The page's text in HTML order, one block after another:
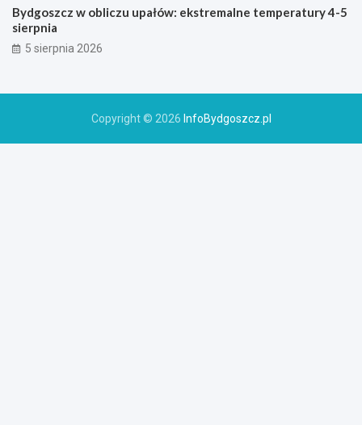
Bydgoszcz w obliczu upałów: ekstremalne temperatury 4-5
sierpnia
5 sierpnia 2026
Copyright © 2026 InfoBydgoszcz.pl